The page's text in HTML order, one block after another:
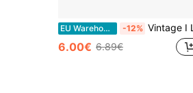
EU Warehouse -12% Vintage I Love Feet I Heart Feet T-shirt Dames Zomer T-shirt met korte mouwen Zomertops
6.00€ 6.89€